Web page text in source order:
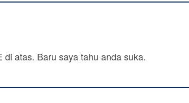
atas. Baru saya tahu anda suka.